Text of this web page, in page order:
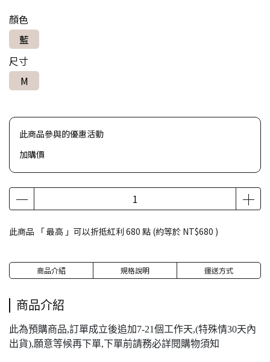
顏色
藍
尺寸
M
此商品參與的優惠活動
加購價
此商品 「 最高 」可以折抵紅利 680 點 (約等於 NT$680 )
商品介紹 規格說明 運送方式
商品介紹
此為預購商品,訂單成立後追加7-21個工作天,(特殊情30天內
出貨),願意等候再下單,下單前請務必詳閱購物須知